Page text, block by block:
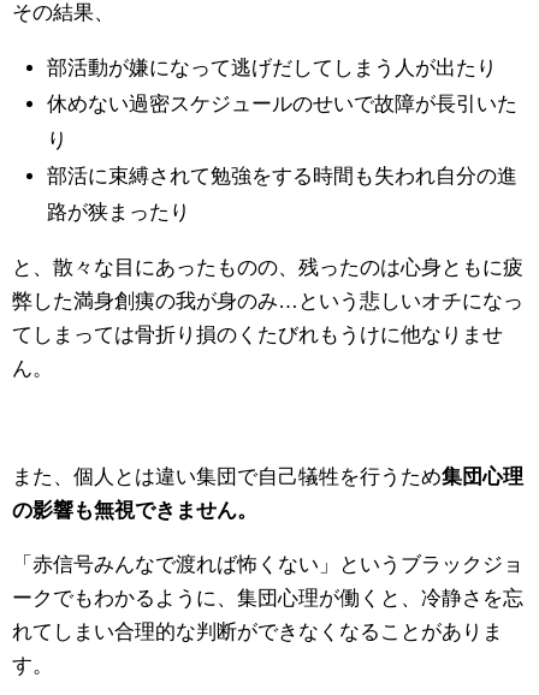
その結果、
部活動が嫌になって逃げだしてしまう人が出たり
休めない過密スケジュールのせいで故障が長引いた
り
部活に束縛されて勉強をする時間も失われ自分の進
路が狭まったり
と、散々な目にあったものの、残ったのは心身ともに疲
弊した満身創痍の我が身のみ…という悲しいオチになっ
てしまっては骨折り損のくたびれもうけに他なりませ
ん。
また、個人とは違い集団で自己犠牲を行うため集団心理
の影響も無視できません。
「赤信号みんなで渡れば怖くない」というブラックジョ
ークでもわかるように、集団心理が働くと、冷静さを忘
れてしまい合理的な判断ができなくなることがありま
す。